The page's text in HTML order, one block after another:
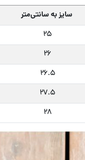
سایز به سانتی‌متر
25
26
26.5
27.5
28